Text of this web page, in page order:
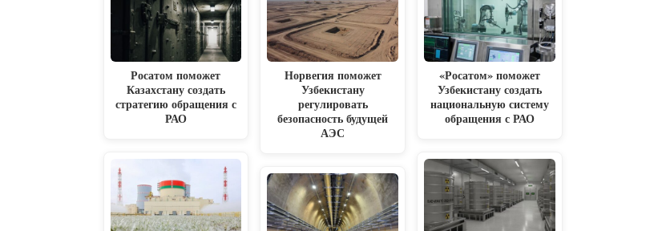
Росатом поможет
Казахстану создать
стратегию обращения с
РАО
Норвегия поможет
Узбекистану
регулировать
безопасность будущей
АЭС
«Росатом» поможет
Узбекистану создать
национальную систему
обращения с РАО